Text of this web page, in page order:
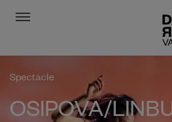
Menu
Spectacle
OSIPOVA/